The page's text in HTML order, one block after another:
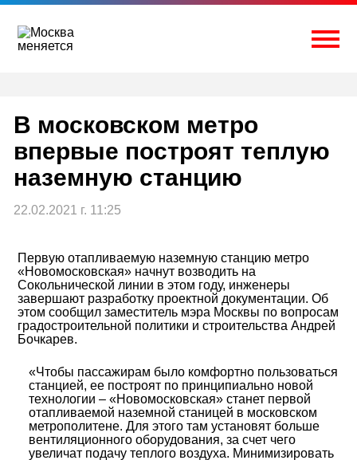
Перейти
содержимому
В москов​ском метро
впервые построят теплую
наземную станцию
22.02.2021 г. 11:25
Первую отапливаемую наземную станцию метро
«Новомосковская» начнут возводить на
Сокольнической линии в этом году, инженеры
завершают разработку проектной документации. Об
этом сообщил заместитель мэра Москвы по вопросам
градостроительной политики и строительства Андрей
Бочкарев.
«Чтобы пассажирам было комфортно пользоваться
станцией, ее построят по принципиально новой
технологии – «Новомосковская» станет первой
отапливаемой наземной станицей в московском
метрополитене. Для этого там установят больше
вентиляционного оборудования, за счет чего
увеличат подачу теплого воздуха. Минимизировать